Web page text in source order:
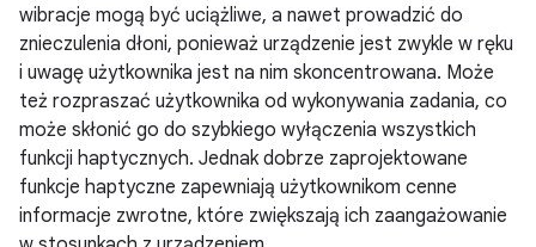
wibracje mogą być uciążliwe, a nawet prowadzić do
znieczulenia dłoni, ponieważ urządzenie jest zwykle w ręku
i uwagę użytkownika jest na nim skoncentrowana. Może
też rozpraszać użytkownika od wykonywania zadania, co
może skłonić go do szybkiego wyłączenia wszystkich
funkcji haptycznych. Jednak dobrze zaprojektowane
funkcje haptyczne zapewniają użytkownikom cenne
informacje zwrotne, które zwiększają ich zaangażowanie